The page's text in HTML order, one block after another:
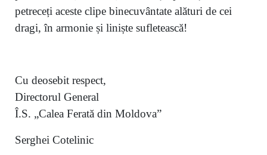
petreceți aceste clipe binecuvântate alături de cei
dragi, în armonie și liniște sufletească!
Cu deosebit respect,
Directorul General
Î.S. „Calea Ferată din Moldova”
Serghei Cotelinic